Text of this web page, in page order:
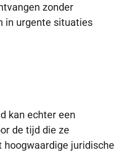
zonder
in urgente situaties
kan echter een
de tijd die ze
juridische